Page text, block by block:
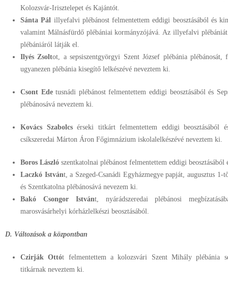
Kolozsvár-Irisztelepet és Kajántót.
Sánta Pál illyefalvi plébánost felmentettem eddigi beosztásából és
valamint Málnásfürdő plébániai kormányzójává. Az illyefalvi
plébániáról látják el.
Ilyés Zsoltot, a sepsiszentgyörgyi Szent József plébánia plébánosát,
ugyanezen plébánia kisegítő lelkészévé neveztem ki.
Csont Edetusnádi plébánost felmentettem eddigi beosztásából és
plébánosává neveztem ki.
Kovács Szabolcsérseki titkárt felmentettem eddigi beosztásából
csíkszeredai Márton Áron Főgimnázium iskolalelkészévé neveztem ki.
Boros László szentkatolnai plébánost felmentettem eddigi beosztásából
Laczkó Istvánt, a Szeged-Csanádi Egyházmegye papját, augusztus
és Szentkatolna plébánosává nevezem ki.
Bakó Csongor Istvánt, nyárádszeredai plébánosi
marosvásárhelyi kórházlelkészi beosztásából.
D. Változások a központban
Czirják Ottót felmentettem a kolozsvári Szent Mihály plébánia
titkárnak neveztem ki.